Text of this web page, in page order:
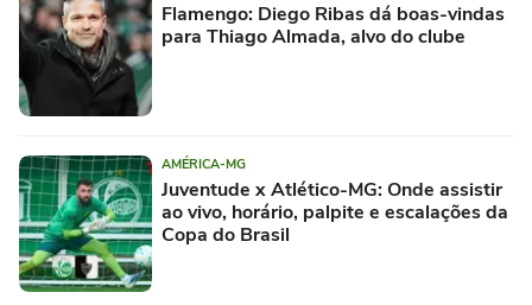
Flamengo: Diego Ribas dá boas-vindas
para Thiago Almada, alvo do clube
AMÉRICA-MG
Juventude x Atlético-MG: Onde assistir
ao vivo, horário, palpite e escalações da
Copa do Brasil